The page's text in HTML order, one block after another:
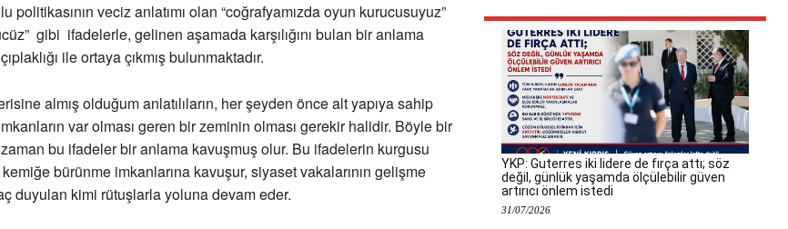
politikasının veciz anlatımı olan “coğrafyamızda oyun kurucusuyuz”
gibi ifadelerle, gelinen aşamada karşılığını bulan bir anlama
ile ortaya çıkmış bulunmaktadır.
almış olduğum anlatılıların, her şeyden önce alt yapıya sahip
var olması geren bir zeminin olması gerekir halidir. Böyle bir
bu ifadeler bir anlama kavuşmuş olur. Bu ifadelerin kurgusu
bürünme imkanlarına kavuşur, siyaset vakalarının gelişme
duyulan kimi rütuşlarla yoluna devam eder.
YKP: Guterres iki lidere de fırça attı; söz
değil, günlük yaşamda ölçülebilir güven
artırıcı önlem istedi
31/07/2026